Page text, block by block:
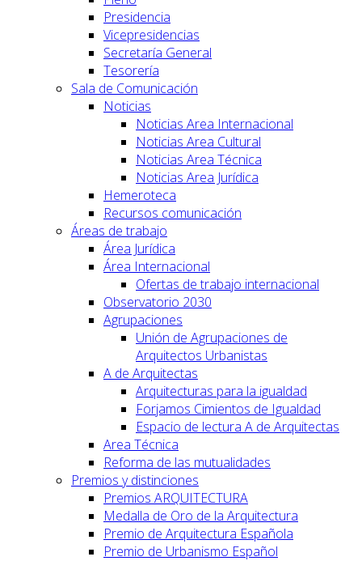
Presidencia
Vicepresidencias
Secretaría General
Tesorería
Sala de Comunicación
Noticias
Noticias Area Internacional
Noticias Area Cultural
Noticias Area Técnica
Noticias Area Jurídica
Hemeroteca
Recursos comunicación
Áreas de trabajo
Área Jurídica
Área Internacional
Ofertas de trabajo internacional
Observatorio 2030
Agrupaciones
Unión de Agrupaciones de
Arquitectos Urbanistas
A de Arquitectas
Arquitecturas para la igualdad
Forjamos Cimientos de Igualdad
Espacio de lectura A de Arquitectas
Area Técnica
Reforma de las mutualidades
Premios y distinciones
Premios ARQUITECTURA
Medalla de Oro de la Arquitectura
Premio de Arquitectura Española
Premio de Urbanismo Español